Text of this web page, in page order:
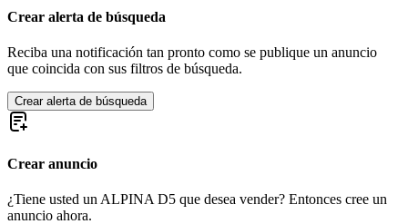
Crear alerta de búsqueda
Reciba una notificación tan pronto como se publique un anuncio
que coincida con sus filtros de búsqueda.
Crear alerta de búsqueda
Crear anuncio
¿Tiene usted un ALPINA D5 que desea vender? Entonces cree un
anuncio ahora.